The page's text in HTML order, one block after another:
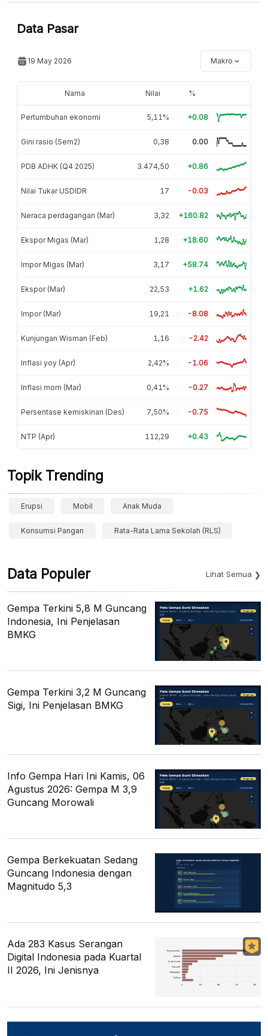
Data Pasar
19 May 2026 Makro
Nama Nilai %
Pertumbuhan ekonomi 5,11% +0.08
Gini rasio (Sem2) 0,38 0.00
PDB ADHK (Q4 2025) 3.474,50 +0.86
Nilai Tukar USDIDR 17 -0.03
Neraca perdagangan (Mar) 3,32 +160.82
Ekspor Migas (Mar) 1,28 +18.60
Impor Migas (Mar) 3,17 +58.74
Ekspor (Mar) 22,53 +1.62
Impor (Mar) 19,21 -8.08
Kunjungan Wisman (Feb) 1,16 -2.42
Inflasi yoy (Apr) 2,42% -1.06
Inflasi mom (Mar) 0,41% -0.27
Persentase kemiskinan (Des) 7,50% -0.75
NTP (Apr) 112,29 +0.43
Topik Trending
Erupsi Mobil Anak Muda
Konsumsi Pangan Rata-Rata Lama Sekolah (RLS)
Data Populer Lihat Semua
Gempa Terkini 5,8 M Guncang
Indonesia, Ini Penjelasan
BMKG
Gempa Terkini 3,2 M Guncang
Sigi, Ini Penjelasan BMKG
Info Gempa Hari Ini Kamis, 06
Agustus 2026: Gempa M 3,9
Guncang Morowali
Gempa Berkekuatan Sedang
Guncang Indonesia dengan
Magnitudo 5,3
Ada 283 Kasus Serangan
Digital Indonesia pada Kuartal
II 2026, Ini Jenisnya